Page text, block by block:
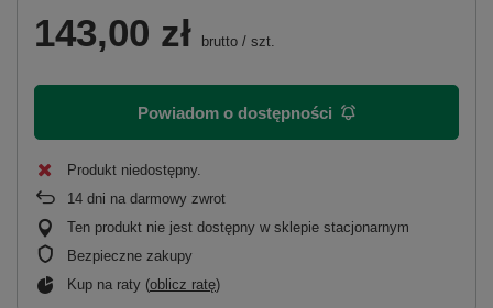
143,00 zł brutto / szt.
Powiadom o dostępności
Produkt niedostępny
14 dni na darmowy zwrot
Ten produkt nie jest dostępny w sklepie stacjonarnym
Bezpieczne zakupy
Kup na raty (oblicz ratę)